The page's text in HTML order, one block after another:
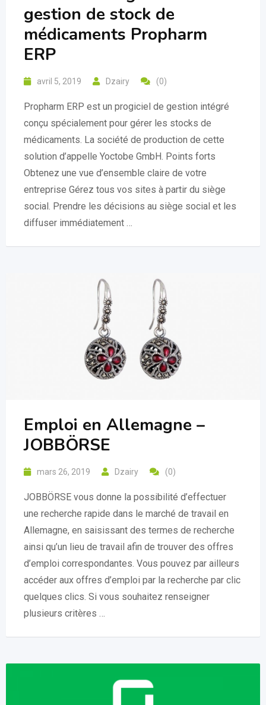
gestion de stock de
médicaments Propharm
ERP
avril 5, 2019 Dzairy (0)
Propharm ERP est un progiciel de gestion intégré
conçu spécialement pour gérer les stocks de
médicaments. La société de production de cette
solution d’appelle Yoctobe GmbH. Points forts
Obtenez une vue d’ensemble claire de votre
entreprise Gérez tous vos sites à partir du siège
social. Prendre les décisions au siège social et les
diffuser immédiatement …
Emploi en Allemagne –
JOBBÖRSE
mars 26, 2019 Dzairy (0)
JOBBÖRSE vous donne la possibilité d’effectuer
une recherche rapide dans le marché de travail en
Allemagne, en saisissant des termes de recherche
ainsi qu’un lieu de travail afin de trouver des offres
d’emploi correspondantes. Vous pouvez par ailleurs
accéder aux offres d’emploi par la recherche par clic
quelques clics. Si vous souhaitez renseigner
plusieurs critères …